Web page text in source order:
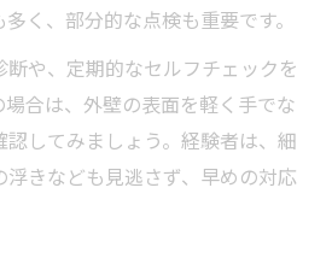
く、部分的な点検も重要です。
や、定期的なセルフチェックを
合は、外壁の表面を軽く手でな
してみましょう。経験者は、細
きなども見逃さず、早めの対応